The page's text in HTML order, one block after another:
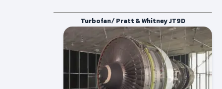
Turbofan/ Pratt & Whitney JT9D